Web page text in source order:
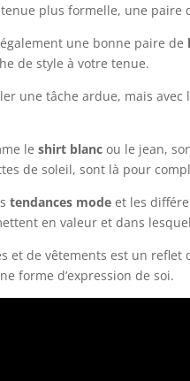
plus formelle, une
une bonne paire de
de style à votre tenue.
une tâche ardue, mais
leshirt blanc ou le jean,
de soleil, sont là pour
tendances mode et les
en valeur et dans
et de vêtements est un
forme d’expression de soi.